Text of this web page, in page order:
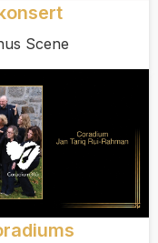
Scene